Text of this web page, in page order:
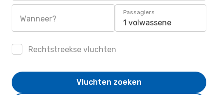
Wanneer?
Passagiers
1 volwassene
Rechtstreekse vluchten
Vluchten zoeken